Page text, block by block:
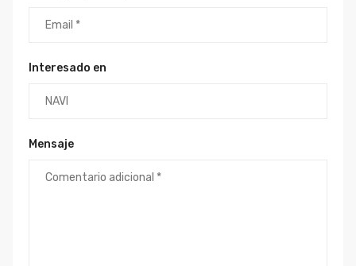
Interesado en
Mensaje